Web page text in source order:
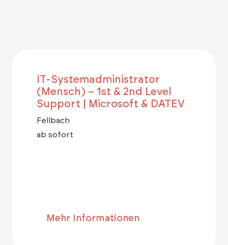
IT-Systemadministrator
(Mensch) – 1st & 2nd Level
Support | Microsoft & DATEV
Fellbach
ab sofort
Mehr Informationen